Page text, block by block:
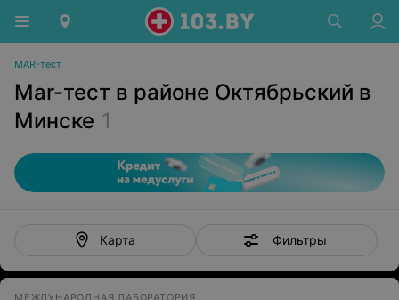
MAR-тест
Mar-тест в районе Октябрьский в
Минске 1
Карта Фильтры
МЕЖДУНАРОДНАЯ ЛАБОРАТОРИЯ